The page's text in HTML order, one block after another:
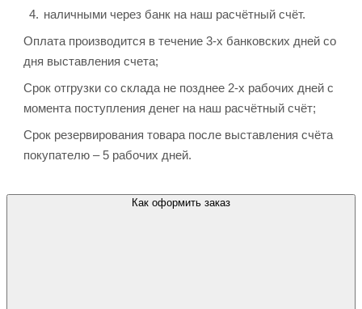
наличными через банк на наш расчётный счёт.
Оплата производится в течение 3-х банковских дней со
дня выставления счета;
Срок отгрузки со склада не позднее 2-х рабочих дней с
момента поступления денег на наш расчётный счёт;
Срок резервирования товара после выставления счёта
покупателю – 5 рабочих дней.
Как оформить заказ